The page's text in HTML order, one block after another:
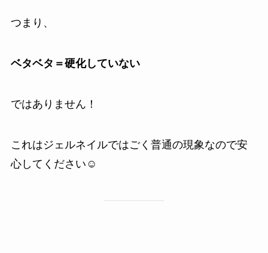
つまり、
ベタベタ＝硬化していない
ではありません！
これはジェルネイルではごく普通の現象なので安
心してください☺